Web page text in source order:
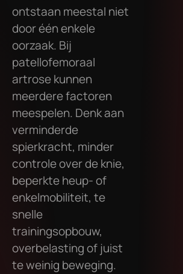
ontstaan meestal niet
door één enkele
oorzaak. Bij
patellofemoraal
artrose kunnen
meerdere factoren
meespelen. Denk aan
verminderde
spierkracht, minder
controle over de knie,
beperkte heup- of
enkelmobiliteit, te
snelle
trainingsopbouw,
overbelasting of juist
te weinig beweging.